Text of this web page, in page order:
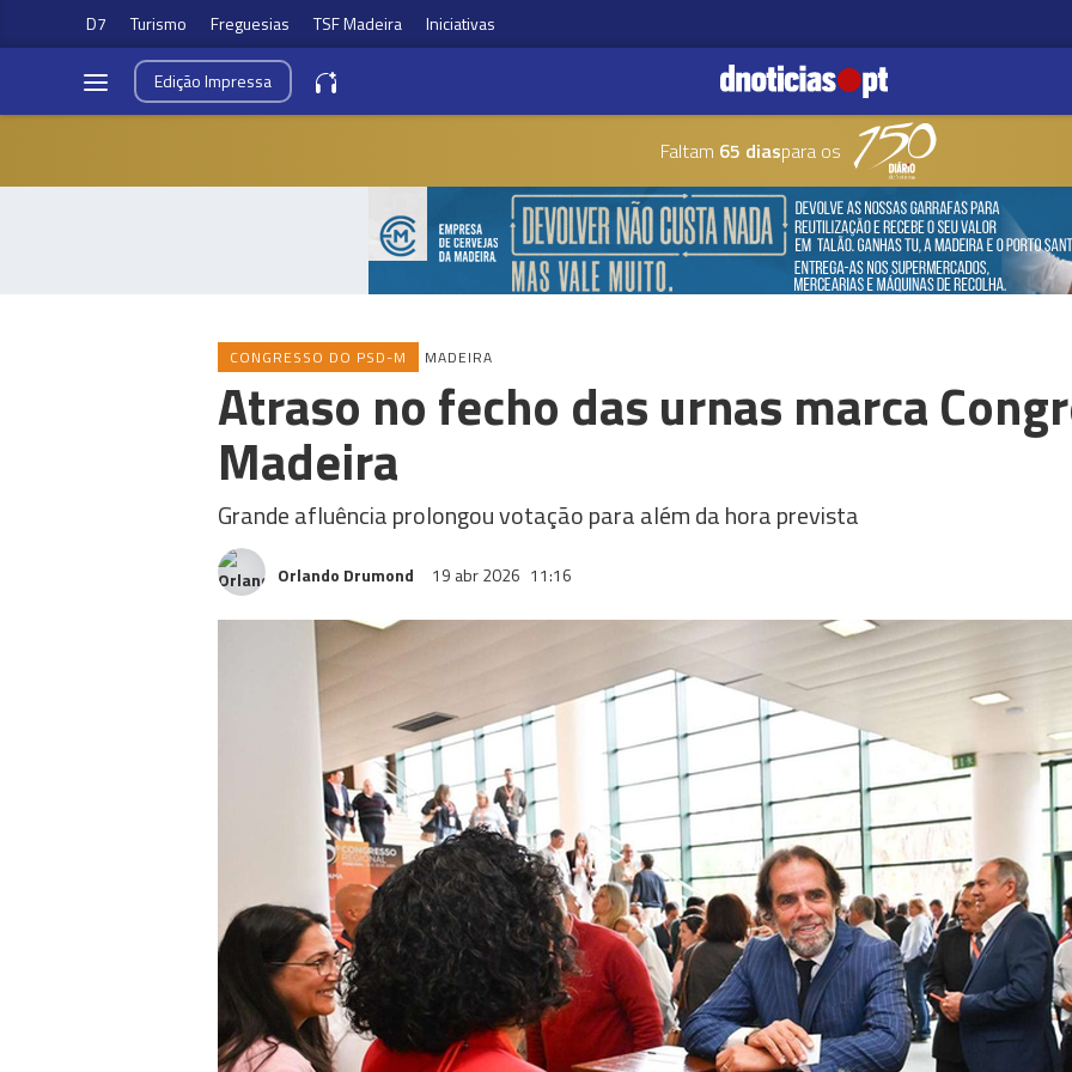
D7 Turismo Freguesias TSF Madeira Iniciativas
EdiçãoImpressa
Faltam 65 diaspara os
CONGRESSO DO PSD-M MADEIRA
Atraso no fecho das urnas marca
Madeira
Grande afluência prolongou votação para além da hora prevista
Orlando Drumond 19 abr 2026 11:16